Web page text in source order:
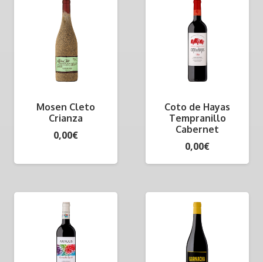
Mosen Cleto
Crianza
0,00€
Coto de Hayas
Tempranillo
Cabernet
0,00€